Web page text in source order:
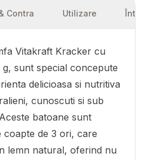
Contra Utilizare
Vitakraft Kracker cu
g, sunt special concepute
delicioasa si nutritiva
cunoscuti si sub
batoane sunt
coapte de 3 ori, care
lemn natural, oferind nu